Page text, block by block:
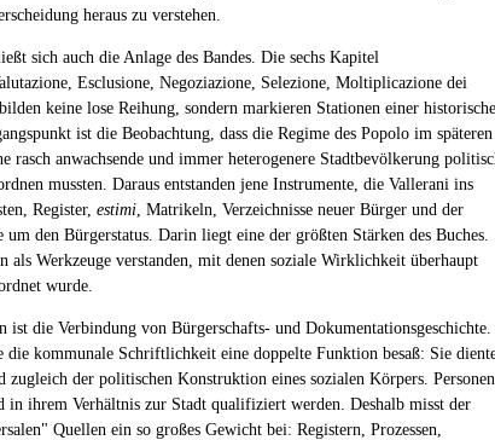
heraus zu verstehen.
sich auch die Anlage des Bandes. Die sechs Kapitel
Esclusione, Negoziazione, Selezione, Moltiplicazione dei
keine lose Reihung, sondern markieren Stationen einer
ist die Beobachtung, dass die Regime des Popolo im späteren
rasch anwachsende und immer heterogenere Stadtbevölkerung
mussten. Daraus entstanden jene Instrumente, die Vallerani ins
Register, estimi, Matrikeln, Verzeichnisse neuer Bürger und der
um den Bürgerstatus. Darin liegt eine der größten Stärken des Buches.
als Werkzeuge verstanden, mit denen soziale Wirklichkeit überhaupt
wurde.
ist die Verbindung von Bürgerschafts- und Dokumentationsgeschichte.
die kommunale Schriftlichkeit eine doppelte Funktion besaß: Sie
zugleich der politischen Konstruktion eines sozialen Körpers. Personen
in ihrem Verhältnis zur Stadt qualifiziert werden. Deshalb misst der
Quellen ein so großes Gewicht bei: Registern, Prozessen,